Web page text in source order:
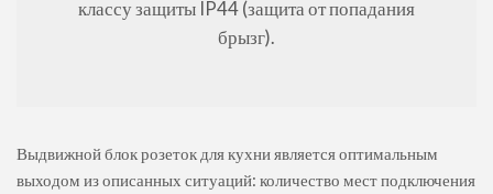
классу защиты IP44 (защита от попадания
брызг).
Выдвижной блок розеток для кухни является оптимальным
выходом из описанных ситуаций: количество мест подключения